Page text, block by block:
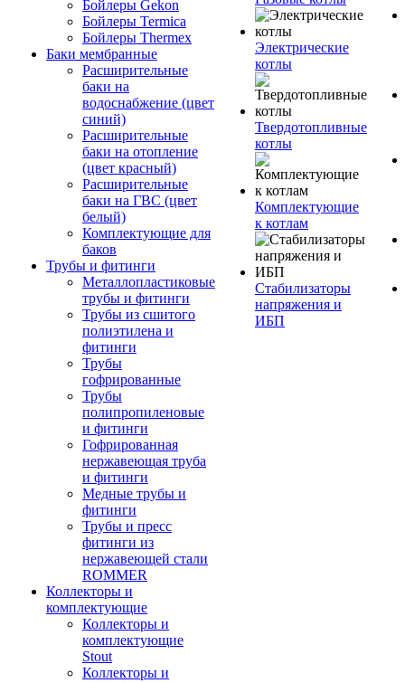
Бойлеры Gekon
Бойлеры Termica
Бойлеры Thermex
Баки мембранные
Расширительные
баки на
водоснабжение (цвет
синий)
Расширительные
баки на отопление
(цвет красный)
Расширительные
баки на ГВС (цвет
белый)
Комплектующие для
баков
Трубы и фитинги
Металлопластиковые
трубы и фитинги
Трубы из сшитого
полиэтилена и
фитинги
Трубы
гофрированные
Трубы
полипропиленовые
и фитинги
Гофрированная
нержавеющая труба
и фитинги
Медные трубы и
фитинги
Трубы и пресс
фитинги из
нержавеющей стали
ROMMER
Коллекторы и
комплектующие
Коллекторы и
комплектующие
Stout
Коллекторы и
Электрические
котлы
Твердотопливные
котлы
Комплектующие
к котлам
Стабилизаторы
напряжения и
ИБП